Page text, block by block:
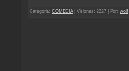
Categoria: COMEDIA| Visiones : 2227 | Por: wolf